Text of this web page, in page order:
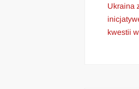
Ukraina
kwestii